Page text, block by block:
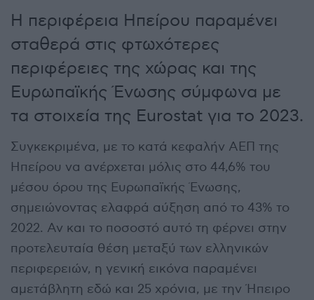
Η περιφέρεια Ηπείρου παραμένει
σταθερά στις φτωχότερες
περιφέρειες της χώρας και της
Ευρωπαϊκής Ένωσης σύμφωνα με
τα στοιχεία της Eurostat για το 2023.
Συγκεκριμένα, με το κατά κεφαλήν ΑΕΠ της
Ηπείρου να ανέρχεται μόλις στο 44,6% του
μέσου όρου της Ευρωπαϊκής Ένωσης,
σημειώνοντας ελαφρά αύξηση από το 43% το
2022. Αν και το ποσοστό αυτό τη φέρνει στην
προτελευταία θέση μεταξύ των ελληνικών
περιφερειών, η γενική εικόνα παραμένει
αμετάβλητη εδώ και 25 χρόνια, με την Ήπειρο